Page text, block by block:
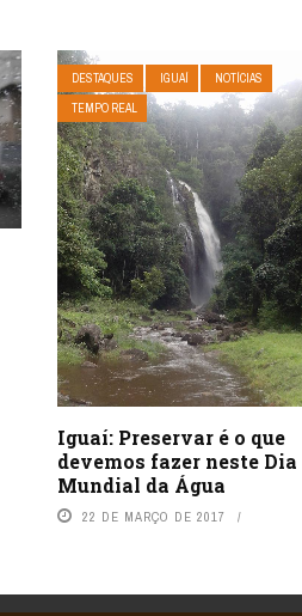
DESTAQUES IGUAÍ
NOTÍCIAS
TEMPO REAL
Iguaí: Preservar é o que
devemos fazer neste Dia
Mundial da Água
22 DE MARÇO DE 2017